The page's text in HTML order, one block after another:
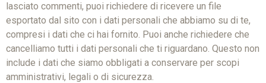
lasciato commenti, puoi richiedere di ricevere un file
esportato dal sito con i dati personali che abbiamo su di te,
compresi i dati che ci hai fornito. Puoi anche richiedere che
cancelliamo tutti i dati personali che ti riguardano. Questo non
include i dati che siamo obbligati a conservare per scopi
amministrativi, legali o di sicurezza.